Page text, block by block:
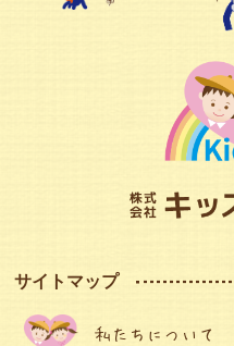
サイトマップ
私たちについて